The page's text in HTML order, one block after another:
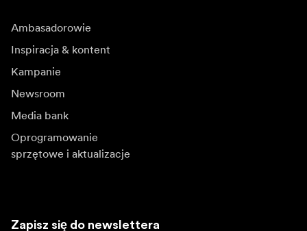
Ambasadorowie
Inspiracja & kontent
Kampanie
Newsroom
Media bank
Oprogramowanie
sprzętowe i aktualizacje
Zapisz się do newslettera